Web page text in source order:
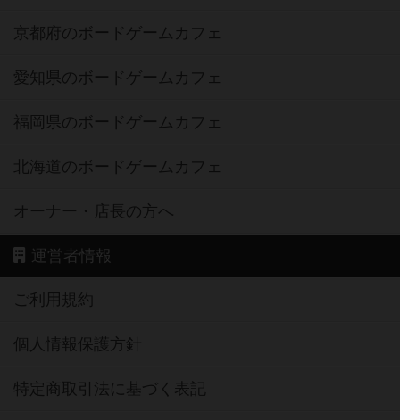
京都府のボードゲームカフェ
愛知県のボードゲームカフェ
福岡県のボードゲームカフェ
北海道のボードゲームカフェ
オーナー・店長の方へ
運営者情報
ご利用規約
個人情報保護方針
特定商取引法に基づく表記